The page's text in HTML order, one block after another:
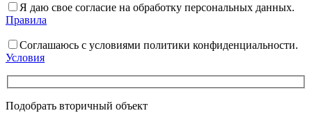
Я даю свое согласие на обработку персональных данных.
Правила
Соглашаюсь с условиями политики конфиденциальности.
Условия
Подобрать вторичный объект